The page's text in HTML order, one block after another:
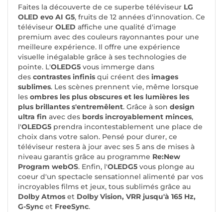
Faites la découverte de ce superbe téléviseur LG
OLED evo AI G5, fruits de 12 années d'innovation. Ce
téléviseur OLED affiche une qualité d'image
premium avec des couleurs rayonnantes pour une
meilleure expérience. Il offre une expérience
visuelle inégalable grâce à ses technologies de
pointe. L'OLEDG5 vous immerge dans
des contrastes infinis qui créent des images
sublimes. Les scènes prennent vie, même lorsque
les ombres les plus obscures et les lumières les
plus brillantes s'entremêlent. Grâce à son design
ultra fin avec des bords incroyablement minces,
l'OLEDG5 prendra incontestablement une place de
choix dans votre salon. Pensé pour durer, ce
téléviseur restera à jour avec ses 5 ans de mises à
niveau garantis grâce au programme Re:New
Program webOS. Enfin, l'OLEDG5 vous plonge au
coeur d'un spectacle sensationnel alimenté par vos
incroyables films et jeux, tous sublimés grâce au
Dolby Atmos et Dolby Vision, VRR jusqu'à 165 Hz,
G-Sync et FreeSync.